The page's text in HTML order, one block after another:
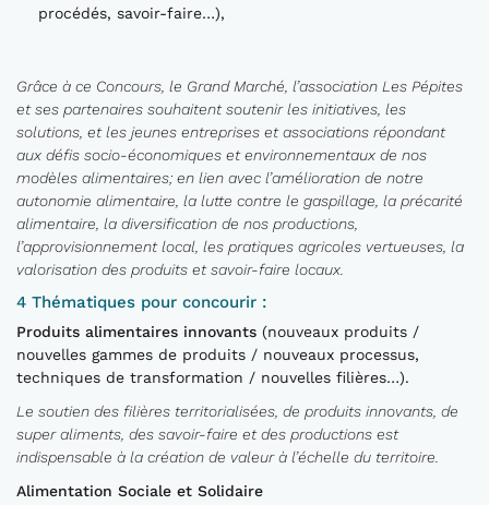
procédés, savoir-faire…),
Grâce à ce Concours, le Grand Marché, l’association Les Pépites
et ses partenaires souhaitent soutenir les initiatives, les
solutions, et les jeunes entreprises et associations répondant
aux défis socio-économiques et environnementaux de nos
modèles alimentaires; en lien avec l’amélioration de notre
autonomie alimentaire, la lutte contre le gaspillage, la précarité
alimentaire, la diversification de nos productions,
l’approvisionnement local, les pratiques agricoles vertueuses, la
valorisation des produits et savoir-faire locaux.
4 Thématiques pour concourir :
Produits alimentaires innovants (nouveaux produits /
nouvelles gammes de produits / nouveaux processus,
techniques de transformation / nouvelles filières…).
Le soutien des filières territorialisées, de produits innovants, de
super aliments, des savoir-faire et des productions est
indispensable à la création de valeur à l’échelle du territoire.
Alimentation Sociale et Solidaire